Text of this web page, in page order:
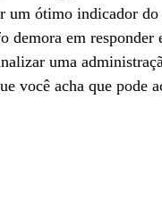
um ótimo indicador
demora em
uma
você acha que pode